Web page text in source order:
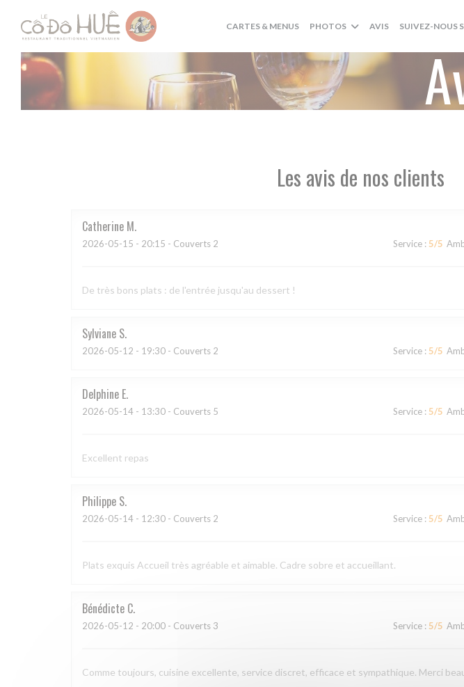
Personnalisation de vos choix en matière de cookies
CARTES & MENUS PHOTOS AVIS SUIVEZ-NOUS
Les avis de nos clients
Catherine M
2026-05-15 - 20:15 - Couverts 2 Service: 5/5
De très bons plats : de l'entrée jusqu'au dessert !
Sylviane S
2026-05-12 - 19:30 - Couverts 2 Service: 5/5
Delphine E
2026-05-14 - 13:30 - Couverts 5 Service: 5/5
Excellent repas
Philippe S
2026-05-14 - 12:30 - Couverts 2 Service: 5/5
Plats exquis Accueil très agréable et aimable. Cadre sobre et accueillant.
Bénédicte C
2026-05-12 - 20:00 - Couverts 3 Service: 5/5
Comme toujours, cuisine excellente, service discret, efficace et sympathique. Merci